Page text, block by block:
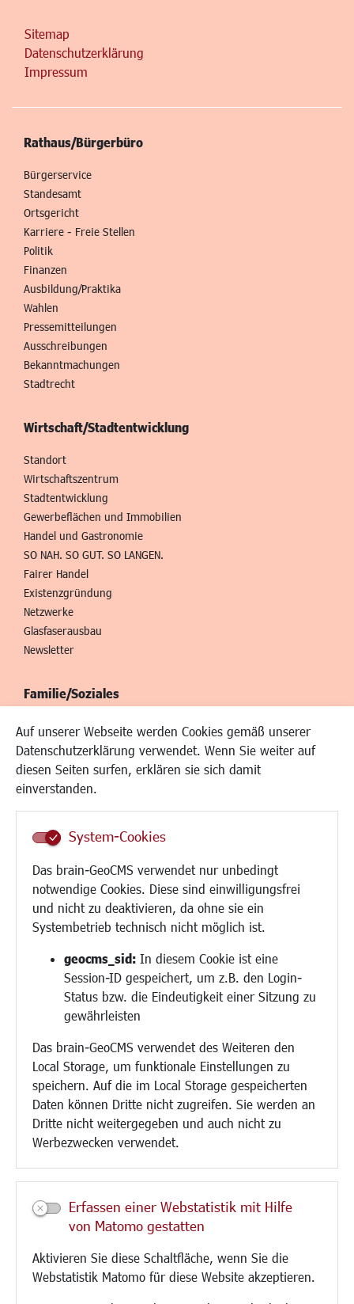
Auf unserer Webseite werden Cookies gemäß unserer
Datenschutzerklärung verwendet. Wenn Sie weiter auf
diesen Seiten surfen, erklären sie sich damit
einverstanden.
System-Cookies
Das brain-GeoCMS verwendet nur unbedingt
notwendige Cookies. Diese sind einwilligungsfrei
und nicht zu deaktivieren, da ohne sie ein
Systembetrieb technisch nicht möglich ist.
geocms_sid: In diesem Cookie ist eine
Session-ID gespeichert, um z.B. den Login-
Status bzw. die Eindeutigkeit einer Sitzung zu
gewährleisten
Das brain-GeoCMS verwendet des Weiteren den
Local Storage, um funktionale Einstellungen zu
speichern. Auf die im Local Storage gespeicherten
Daten können Dritte nicht zugreifen. Sie werden an
Dritte nicht weitergegeben und auch nicht zu
Werbezwecken verwendet.
Erfassen einer Webstatistik mit Hilfe
von Matomo gestatten
Aktivieren Sie diese Schaltfläche, wenn Sie die
Webstatistik Matomo für diese Website akzeptieren.
Sitemap
Datenschutzerklärung
Impressum
Rathaus/Bürgerbüro
Bürgerservice
Standesamt
Ortsgericht
Karriere - Freie Stellen
Politik
Finanzen
Ausbildung/Praktika
Wahlen
Pressemitteilungen
Ausschreibungen
Bekanntmachungen
Stadtrecht
Wirtschaft/Stadtentwicklung
Standort
Wirtschaftszentrum
Stadtentwicklung
Gewerbeflächen und Immobilien
Handel und Gastronomie
SO NAH. SO GUT. SO LANGEN.
Fairer Handel
Existenzgründung
Netzwerke
Glasfaserausbau
Newsletter
Familie/Soziales
Kinderbetreuung
Kinder und Jugend
Institutionen für Familien
Frauen
Schule
Demokratie leben
Ukrainehilfe
Hilfe für Geflüchtete
Religion
Bauen/Umwelt/Mobilität
Bebauungsplanung
Verkehr/Mobilität
Glasfaserausbau
Aktuelle Baustellen
Paddelteich
CINDY S
Kultur/Freizeit/Tourismus
Veranstaltungen
Neue Stadthalle Langen
Bäder
Musikschule